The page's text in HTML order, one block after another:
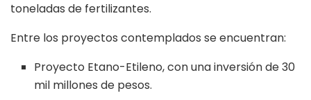
toneladas de fertilizantes.
Entre los proyectos contemplados se encuentran:
Proyecto Etano-Etileno, con una inversión de 30
mil millones de pesos.